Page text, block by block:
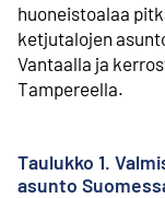
huoneisto­alaa
ketjutalojen
Vantaalla ja
Tampereella.
Taulukko 1.
asunto